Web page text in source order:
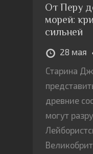
От Перу
морей:
сильней
28 мая
Старина
древние
могут